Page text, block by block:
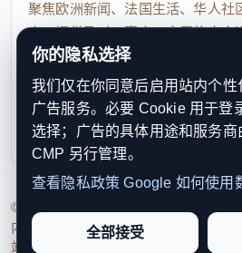
聚焦欧洲新闻、法国生活、华人社
点，提供及时、真实、实用的中文
速了解欧洲动态。
contact@xinouzhou.com
服务支持、版权与合作：工作日优
利通知
© 2026 新欧洲·欧洲头条. All Rights
内容透明度、联系方式与用户权利说
站点完整度。
你的隐私选择
我们仅在你同意后启用站内个
广告服务。必要 Cookie 用于登
选择；广告的具体用途和服务商
CMP 另行管理。
查看隐私政策 Google 如何使用
全部接受